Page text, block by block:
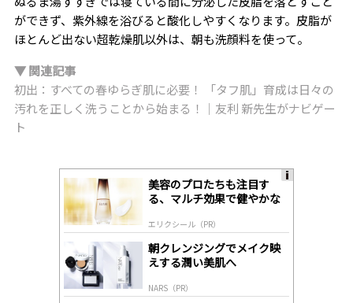
ができず、紫外線を浴びると酸化しやすくなります。皮脂が
ほとんど出ない超乾燥肌以外は、朝も洗顔料を使って。
▼ 関連記事
初出：すべての春ゆらぎ肌に必要！ 「タフ肌」育成は日々の
汚れを正しく洗うことから始まる！｜友利 新先生がナビゲー
ト
美容のプロたちも注目す
る、マルチ効果で健やかな
エリクシール（PR）
朝クレンジングでメイク映
えする潤い美肌へ
NARS（PR）